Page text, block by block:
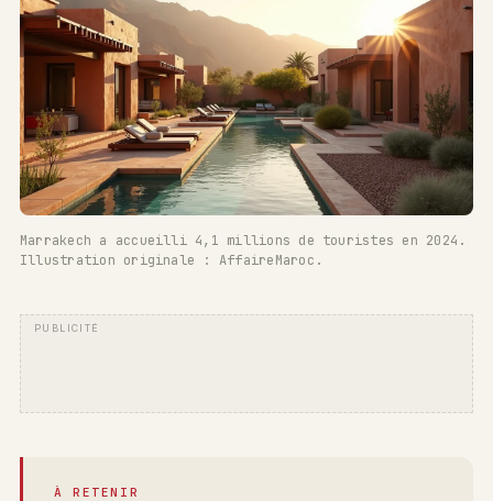
Marrakech a accueilli 4,1 millions de touristes en 2024.
Illustration originale : AffaireMaroc.
À RETENIR